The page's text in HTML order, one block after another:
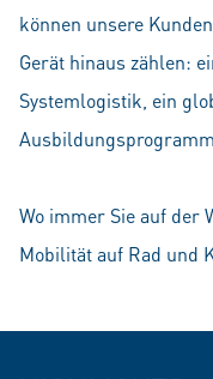
können unsere
Gerät hinaus zählen:
Systemlogistik, ein
Wo immer Sie auf der
Mobilität auf Rad und